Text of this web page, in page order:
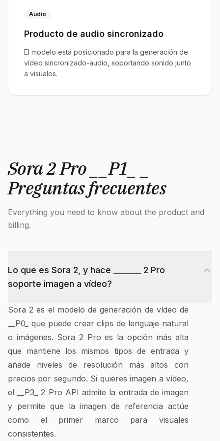
Audio
Producto de audio sincronizado
El modelo está posicionado para la generación de
vídeo sincronizado-audio, soportando sonido junto
a visuales.
Sora 2 Pro __P1_ _
Preguntas frecuentes
Everything you need to know about the product and
billing.
Lo que es Sora 2, y hace _______ 2 Pro
soporte imagen a vídeo?
Sora 2 es el modelo de generación de vídeo de
__P0_ que puede crear clips de lenguaje natural
o imágenes. Sora 2 Pro es la opción más alta
que mantiene los mismos tipos de entrada y
añade niveles de resolución más altos con
precios por segundo. Si quieres imagen a vídeo,
el __P3_ 2 Pro API admite la entrada de imagen
y permite que la imagen de referencia actúe
como el primer marco para visuales
consistentes.